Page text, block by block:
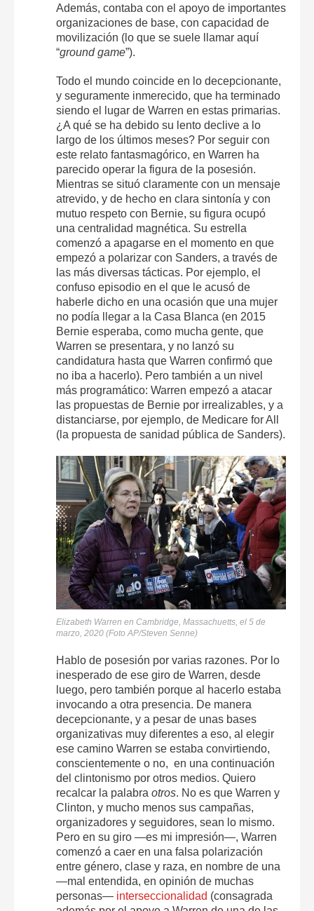
Además, contaba con el apoyo de importantes
organizaciones de base, con capacidad de
movilización (lo que se suele llamar aquí
“ground game”).
Todo el mundo coincide en lo decepcionante,
y seguramente inmerecido, que ha terminado
siendo el lugar de Warren en estas primarias.
¿A qué se ha debido su lento declive a lo
largo de los últimos meses? Por seguir con
este relato fantasmagórico, en Warren ha
parecido operar la figura de la posesión.
Mientras se situó claramente con un mensaje
atrevido, y de hecho en clara sintonía y con
mutuo respeto con Bernie, su figura ocupó
una centralidad magnética. Su estrella
comenzó a apagarse en el momento en que
empezó a polarizar con Sanders, a través de
las más diversas tácticas. Por ejemplo, el
confuso episodio en el que le acusó de
haberle dicho en una ocasión que una mujer
no podía llegar a la Casa Blanca (en 2015
Bernie esperaba, como mucha gente, que
Warren se presentara, y no lanzó su
candidatura hasta que Warren confirmó que
no iba a hacerlo). Pero también a un nivel
más programático: Warren empezó a atacar
las propuestas de Bernie por irrealizables, y a
distanciarse, por ejemplo, de Medicare for All
(la propuesta de sanidad pública de Sanders).
Elizabeth Warren en Cambridge, Massachuetts, el 5 de
marzo, 2020 (Foto AP/Steven Senne)
Hablo de posesión por varias razones. Por lo
inesperado de ese giro de Warren, desde
luego, pero también porque al hacerlo estaba
invocando a otra presencia. De manera
decepcionante, y a pesar de unas bases
organizativas muy diferentes a eso, al elegir
ese camino Warren se estaba convirtiendo,
conscientemente o no, en una continuación
del clintonismo por otros medios. Quiero
recalcar la palabra otros. No es que Warren y
Clinton, y mucho menos sus campañas,
organizadores y seguidores, sean lo mismo.
Pero en su giro —es mi impresión—, Warren
comenzó a caer en una falsa polarización
entre género, clase y raza, en nombre de una
—mal entendida, en opinión de muchas
personas— interseccionalidad (consagrada